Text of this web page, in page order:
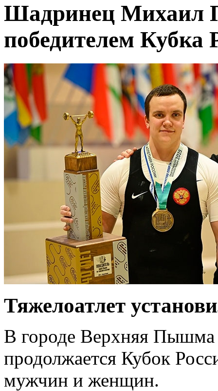
Шадринец Михаил
победителем Кубка
Тяжелоатлет
В городе Верхняя Пышма
продолжается Кубок
мужчин и женщин.